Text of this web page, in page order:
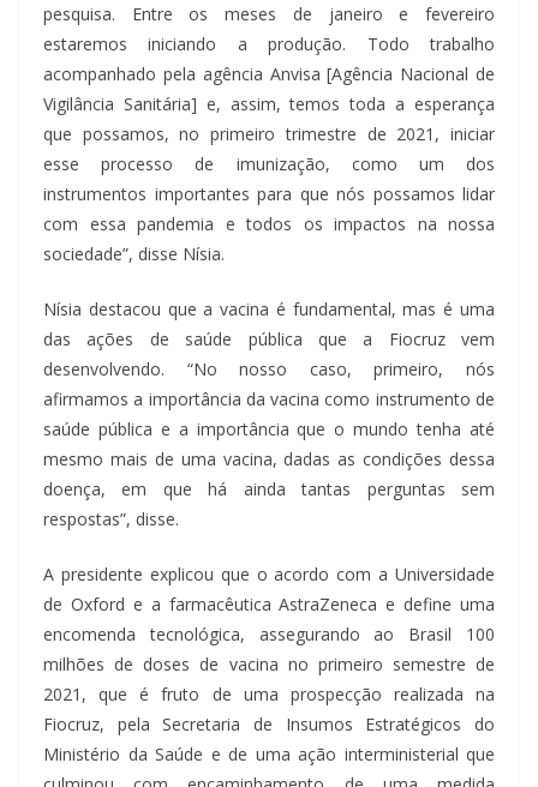
pesquisa. Entre os meses de janeiro e fevereiro
estaremos iniciando a produção. Todo trabalho
acompanhado pela agência Anvisa [Agência Nacional de
Vigilância Sanitária] e, assim, temos toda a esperança
que possamos, no primeiro trimestre de 2021, iniciar
esse processo de imunização, como um dos
instrumentos importantes para que nós possamos lidar
com essa pandemia e todos os impactos na nossa
sociedade”, disse Nísia.
Nísia destacou que a vacina é fundamental, mas é uma
das ações de saúde pública que a Fiocruz vem
desenvolvendo. “No nosso caso, primeiro, nós
afirmamos a importância da vacina como instrumento de
saúde pública e a importância que o mundo tenha até
mesmo mais de uma vacina, dadas as condições dessa
doença, em que há ainda tantas perguntas sem
respostas”, disse.
A presidente explicou que o acordo com a Universidade
de Oxford e a farmacêutica AstraZeneca e define uma
encomenda tecnológica, assegurando ao Brasil 100
milhões de doses de vacina no primeiro semestre de
2021, que é fruto de uma prospecção realizada na
Fiocruz, pela Secretaria de Insumos Estratégicos do
Ministério da Saúde e de uma ação interministerial que